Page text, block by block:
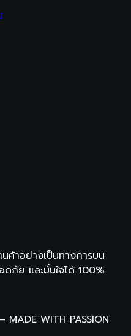
ค้าอย่างเป็นทางการบน
ภัย และมั่นใจได้ 100%
MADE WITH PASSION